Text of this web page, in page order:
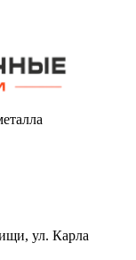
ул. Карла